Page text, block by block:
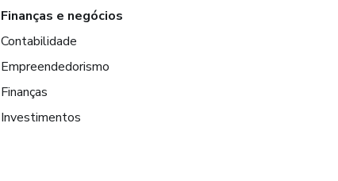
Finanças e negócios
Contabilidade
Empreendedorismo
Finanças
Investimentos